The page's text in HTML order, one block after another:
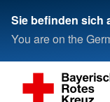
Sie befinden sich
You are on the